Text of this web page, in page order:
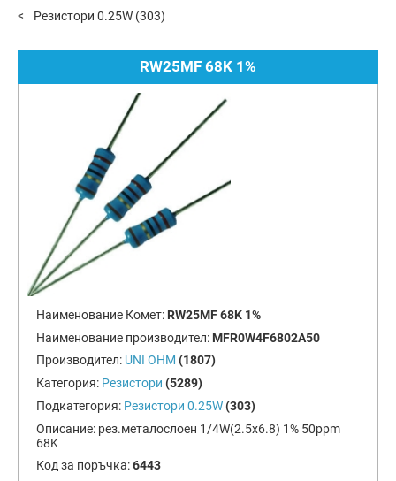
Резистори 0.25W (303)
RW25MF 68K 1%
Наименование Комет: RW25MF 68K 1%
Наименование производител: MFR0W4F6802A50
Производител: UNI OHM (1807)
Категория: Резистори (5289)
Подкатегория: Резистори 0.25W (303)
Описание: рез.металослоен 1/4W(2.5x6.8) 1% 50ppm
68K
Код за поръчка:6443